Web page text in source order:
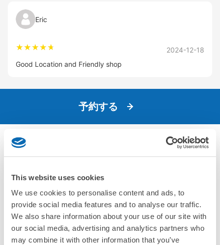
This website uses cookies
We use cookies to personalise content and ads, to
provide social media features and to analyse our traffic.
We also share information about your use of our site with
our social media, advertising and analytics partners who
may combine it with other information that you’ve
Eric
2024-12-18
Good Location and Friendly shop
予約する
北海道 青森県岩手県宮城県秋田県山形県福島県
関東エリア
茨城県栃木県群馬県埼玉県千葉県東京都神奈川県
中部エリア